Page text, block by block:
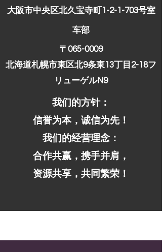
大阪市中央区北久宝寺町1-2-1-703号室
车部
〒065-0009
北海道札幌市東区北9条東13丁目2-18フ
リューゲルN9​
我们的方针：
信誉为本，诚信为先！
我们的经营理念：
合作共赢，携手并肩，
资源共享，共同繁荣！